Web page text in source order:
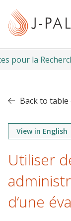
t
pour la
Back to
View in English
Utiliser
d’une